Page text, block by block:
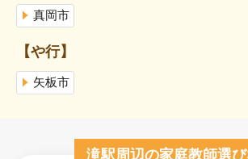
真岡市
【や行】
矢板市
滝駅周辺の家庭教師選